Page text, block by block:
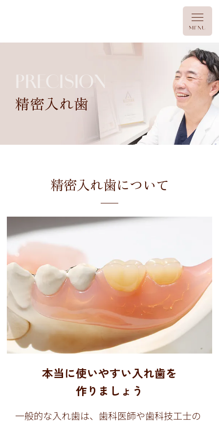
PRECISION
精密入れ歯
精密入れ歯について
本当に使いやすい入れ歯を
作りましょう
一般的な入れ歯は、歯科医師や歯科技工士の